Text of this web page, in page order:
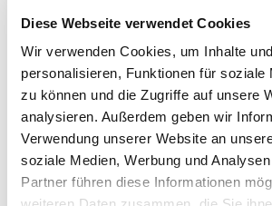
Diese Webseite verwendet Cookies
Wir verwenden Cookies, um Inhalte
personalisieren, Funktionen für soziale
zu können und die Zugriffe auf unsere
analysieren. Außerdem geben wir
Verwendung unserer Website an
soziale Medien, Werbung und
Partner führen diese Informationen